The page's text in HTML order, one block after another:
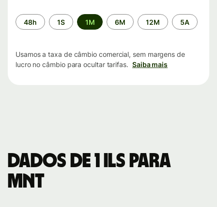
Período
de
48h 1S 1M 6M 12M 5A
Usamos a taxa de câmbio comercial, sem margens de
lucro no câmbio para ocultar tarifas. Saiba mais
Dados de 1 ILS para
MNT